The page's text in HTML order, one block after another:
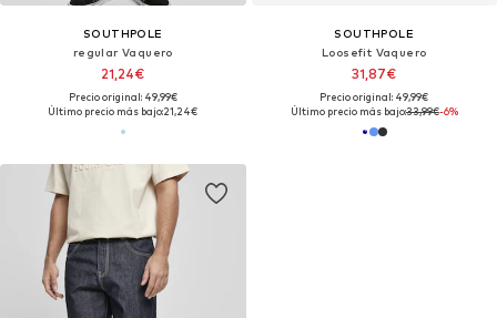
SOUTHPOLE
regular Vaquero
21,24€
Precio original: 49,99€
Último precio más bajo:21,24€
SOUTHPOLE
Loosefit Vaquero
31,87€
Precio original: 49,99€
Último precio más bajo:33,99€-6%